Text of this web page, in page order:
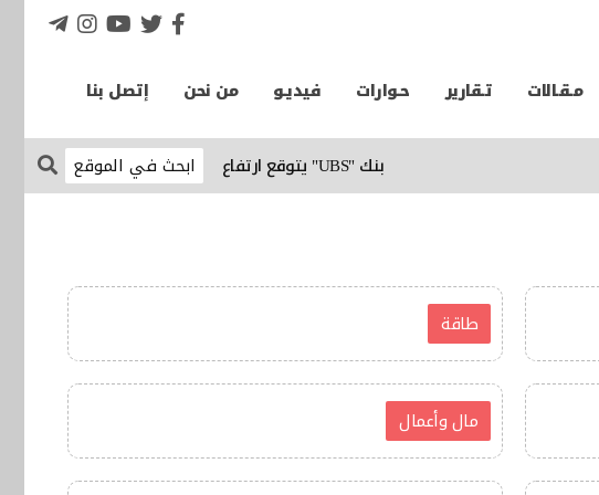
مـقـالات تـقارير حـوارات فيديـو من نحن إتصل بنا
بنك "UBS" يتوقع ارتفاع الذهب إلى 5 آلاف دولار للأونصة في النصف الأول من 2027
طاقة
مال وأعمال